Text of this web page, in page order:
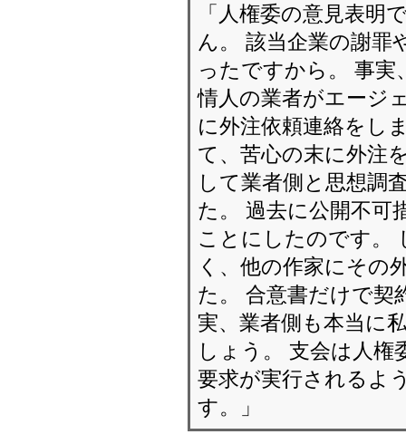
「人権委の意見表明
ん。 該当企業の謝罪
ったですから。 事実
情人の業者がエージ
に外注依頼連絡をし
て、苦心の末に外注
して業者側と思想調
た。 過去に公開不可
ことにしたのです。
く、他の作家にその
た。 合意書だけで契
実、業者側も本当に
しょう。 支会は人権
要求が実行されるよ
す。」